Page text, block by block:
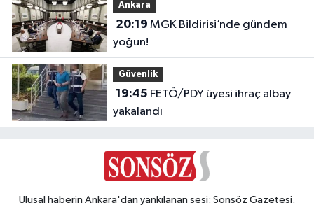
Ankara
20:19
yoğun!
Güvenlik
19:45
yakalandı
Ulusal haberin Ankara'dan yankılanan sesi: Sonsöz Gazetesi.